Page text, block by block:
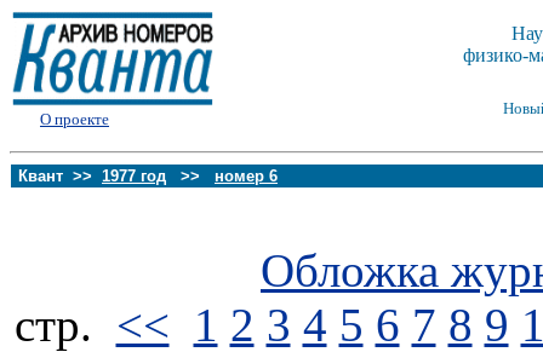
О проекте
физико-
Квант >> 1977 год >> номер 6
Обложка
стp. << 1 2 3 4 5 6 7 8 9